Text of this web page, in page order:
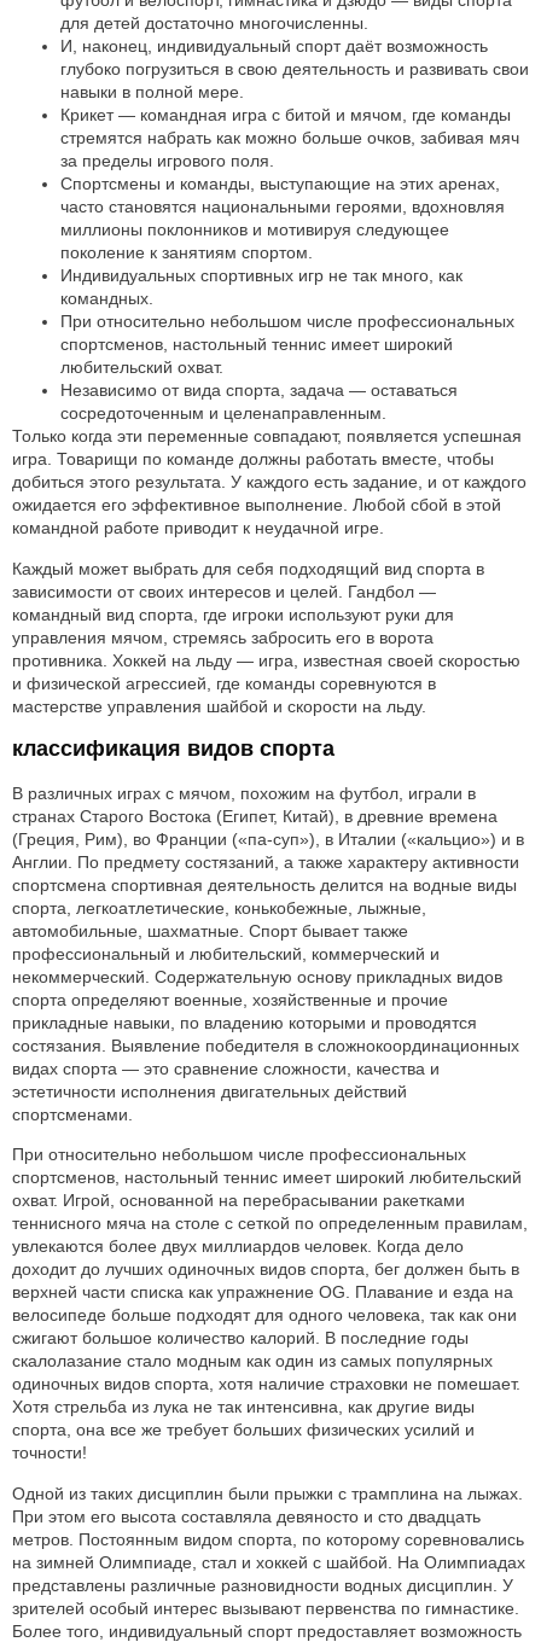
для детей достаточно многочисленны.
И, наконец, индивидуальный спорт даёт возможность
глубоко погрузиться в свою деятельность и развивать свои
навыки в полной мере.
Крикет — командная игра с битой и мячом, где команды
стремятся набрать как можно больше очков, забивая мяч
за пределы игрового поля.
Спортсмены и команды, выступающие на этих аренах,
часто становятся национальными героями, вдохновляя
миллионы поклонников и мотивируя следующее
поколение к занятиям спортом.
Индивидуальных спортивных игр не так много, как
командных.
При относительно небольшом числе профессиональных
спортсменов, настольный теннис имеет широкий
любительский охват.
Независимо от вида спорта, задача — оставаться
сосредоточенным и целенаправленным.
Только когда эти переменные совпадают, появляется успешная
игра. Товарищи по команде должны работать вместе, чтобы
добиться этого результата. У каждого есть задание, и от каждого
ожидается его эффективное выполнение. Любой сбой в этой
командной работе приводит к неудачной игре.
Каждый может выбрать для себя подходящий вид спорта в
зависимости от своих интересов и целей. Гандбол —
командный вид спорта, где игроки используют руки для
управления мячом, стремясь забросить его в ворота
противника. Хоккей на льду — игра, известная своей скоростью
и физической агрессией, где команды соревнуются в
мастерстве управления шайбой и скорости на льду.
классификация видов спорта
В различных играх с мячом, похожим на футбол, играли в
странах Старого Востока (Египет, Китай), в древние времена
(Греция, Рим), во Франции («па-суп»), в Италии («кальцио») и в
Англии. По предмету состязаний, а также характеру активности
спортсмена спортивная деятельность делится на водные виды
спорта, легкоатлетические, конькобежные, лыжные,
автомобильные, шахматные. Спорт бывает также
профессиональный и любительский, коммерческий и
некоммерческий. Содержательную основу прикладных видов
спорта определяют военные, хозяйственные и прочие
прикладные навыки, по владению которыми и проводятся
состязания. Выявление победителя в сложнокоординационных
видах спорта — это сравнение сложности, качества и
эстетичности исполнения двигательных действий
спортсменами.
При относительно небольшом числе профессиональных
спортсменов, настольный теннис имеет широкий любительский
охват. Игрой, основанной на перебрасывании ракетками
теннисного мяча на столе с сеткой по определенным правилам,
увлекаются более двух миллиардов человек. Когда дело
доходит до лучших одиночных видов спорта, бег должен быть в
верхней части списка как упражнение OG. Плавание и езда на
велосипеде больше подходят для одного человека, так как они
сжигают большое количество калорий. В последние годы
скалолазание стало модным как один из самых популярных
одиночных видов спорта, хотя наличие страховки не помешает.
Хотя стрельба из лука не так интенсивна, как другие виды
спорта, она все же требует больших физических усилий и
точности!
Одной из таких дисциплин были прыжки с трамплина на лыжах.
При этом его высота составляла девяносто и сто двадцать
метров. Постоянным видом спорта, по которому соревновались
на зимней Олимпиаде, стал и хоккей с шайбой. На Олимпиадах
представлены различные разновидности водных дисциплин. У
зрителей особый интерес вызывают первенства по гимнастике.
Более того, индивидуальный спорт предоставляет возможность